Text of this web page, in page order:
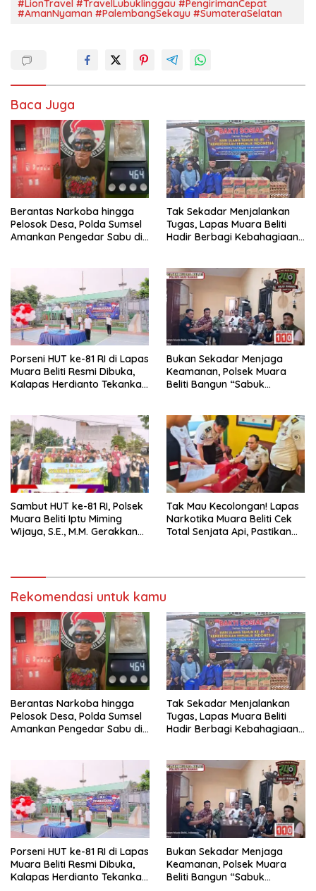
#LionTravel #TravelLubuklinggau #PengirimanCepat
#AmanNyaman #PalembangSekayu #SumateraSelatan
Baca Juga
Berantas Narkoba hingga
Pelosok Desa, Polda Sumsel
Amankan Pengedar Sabu di
Tak Sekadar Menjalankan
Tugas, Lapas Muara Beliti
Hadir Berbagi Kebahagiaan
Porseni HUT ke-81 RI di Lapas
Muara Beliti Resmi Dibuka,
Kalapas Herdianto Tekankan
Bukan Sekadar Menjaga
Keamanan, Polsek Muara
Beliti Bangun “Sabuk
Sambut HUT ke-81 RI, Polsek
Muara Beliti Iptu Miming
Wijaya, S.E., M.M. Gerakkan
Tak Mau Kecolongan! Lapas
Narkotika Muara Beliti Cek
Total Senjata Api, Pastikan
Rekomendasi untuk kamu
Berantas Narkoba hingga
Pelosok Desa, Polda Sumsel
Amankan Pengedar Sabu di
Tak Sekadar Menjalankan
Tugas, Lapas Muara Beliti
Hadir Berbagi Kebahagiaan
Porseni HUT ke-81 RI di Lapas
Muara Beliti Resmi Dibuka,
Kalapas Herdianto Tekankan
Bukan Sekadar Menjaga
Keamanan, Polsek Muara
Beliti Bangun “Sabuk